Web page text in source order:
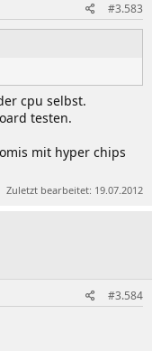
#3.583
cpu selbst.
testen.
mit hyper chips
Zuletzt bearbeitet: 19.07.2012
#3.584